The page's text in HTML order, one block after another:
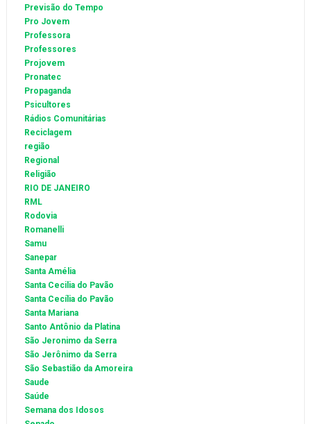
Previsão do Tempo
Pro Jovem
Professora
Professores
Projovem
Pronatec
Propaganda
Psicultores
Rádios Comunitárias
Reciclagem
região
Regional
Religião
RIO DE JANEIRO
RML
Rodovia
Romanelli
Samu
Sanepar
Santa Amélia
Santa Cecilia do Pavão
Santa Cecília do Pavão
Santa Mariana
Santo Antônio da Platina
São Jeronimo da Serra
São Jerônimo da Serra
São Sebastião da Amoreira
Saude
Saúde
Semana dos Idosos